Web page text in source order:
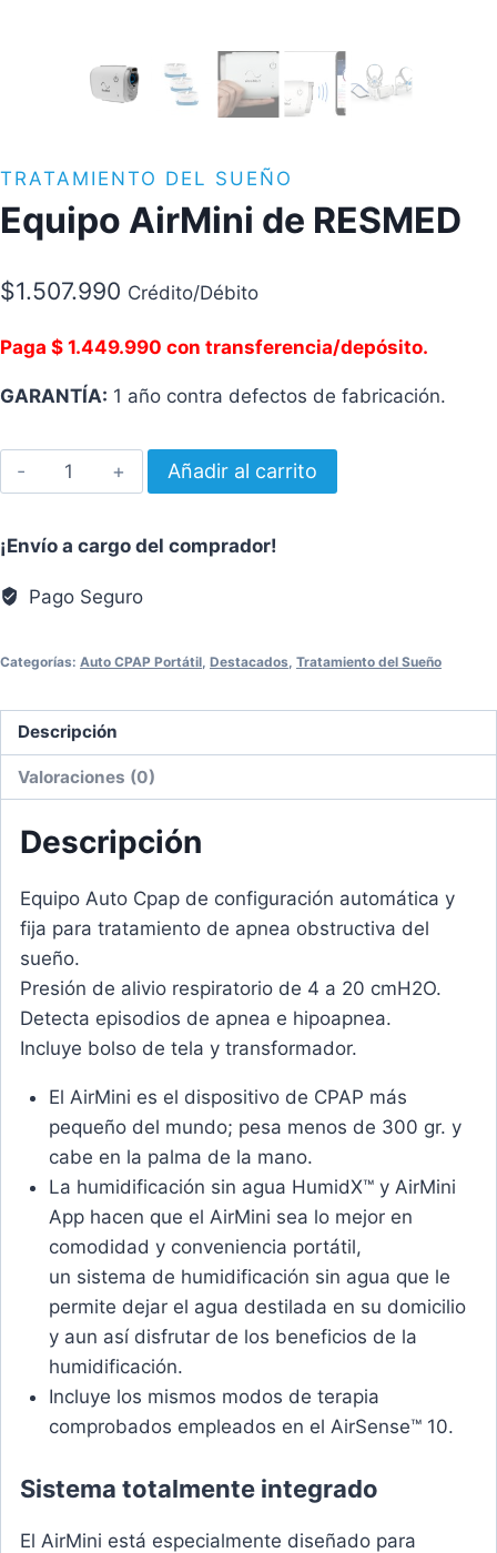
TRATAMIENTO DEL SUEÑO
Equipo AirMini de RESMED
$1.507.990 Crédito/Débito
Paga $ 1.449.990 con transferencia/depósito.
GARANTÍA: 1 año contra defectos de fabricación.
Equipo
AirMini
RESMED
Añadir al carrito
¡Envío a cargo del comprador!
Pago Seguro
Categorías: Auto CPAP Portátil Destacados Tratamiento del Sueño
Descripción
Valoraciones (0)
Descripción
Equipo Auto Cpap de configuración automática y
fija para tratamiento de apnea obstructiva del
sueño.
Presión de alivio respiratorio de 4 a 20 cmH2O.
Detecta episodios de apnea e hipoapnea.
Incluye bolso de tela y transformador.
El AirMini es el dispositivo de CPAP más
pequeño del mundo; pesa menos de 300 gr. y
cabe en la palma de la mano.
La humidificación sin agua HumidX™ y AirMini
App hacen que el AirMini sea lo mejor en
comodidad y conveniencia portátil,
un sistema de humidificación sin agua que le
permite dejar el agua destilada en su domicilio
y aun así disfrutar de los beneficios de la
humidificación.
Incluye los mismos modos de terapia
comprobados empleados en el AirSense™ 10.
Sistema totalmente integrado
El AirMini está especialmente diseñado para